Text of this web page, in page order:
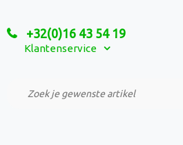
+32(0)16 43 54 19
Klantenservice
Relatiegeschenken
Custom Made Projecten